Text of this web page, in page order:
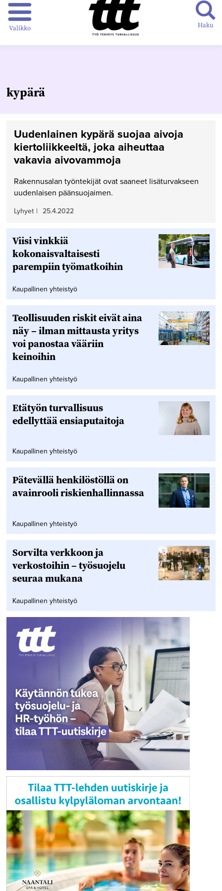
Valikko Haku
kypärä
Uudenlainen kypärä suojaa aivoja
kiertoliikkeeltä, joka aiheuttaa
vakavia aivovammoja
Rakennusalan työntekijät ovat saaneet lisäturvakseen
uudenlaisen päänsuojaimen.
Lyhyet | 25.4.2022
Viisi vinkkiä
kokonaisvaltaisesti
parempiin työmatkoihin
Kaupallinen yhteistyö
Teollisuuden riskit eivät aina
näy – ilman mittausta yritys
voi panostaa vääriin
keinoihin
Kaupallinen yhteistyö
Etätyön turvallisuus
edellyttää ensiaputaitoja
Kaupallinen yhteistyö
Pätevällä henkilöstöllä on
avainrooli riskienhallinnassa
Kaupallinen yhteistyö
Sorvilta verkkoon ja
verkostoihin – työsuojelu
seuraa mukana
Kaupallinen yhteistyö